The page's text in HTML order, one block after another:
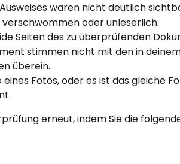
waren nicht deutlich
oder unleserlich.
Seiten des zu überprüfenden
stimmen nicht mit den in
überein.
eines Fotos, oder es ist das gleiche
erneut, indem Sie die